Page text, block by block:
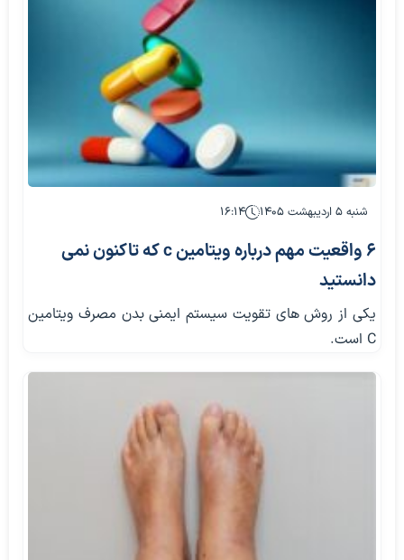
شنبه ۵ اردیبهشت ۱۴۰۵ ۱۶:۱۴
6 واقعیت مهم درباره ویتامین c که تاکنون نمی
دانستید
یکی از روش های تقویت سیستم ایمنی بدن مصرف ویتامین
C است.